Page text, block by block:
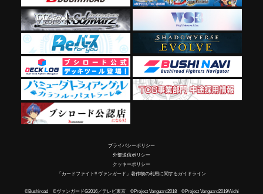
プライバシーポリシー
外部送信ポリシー
クッキーポリシー
「カードファイト!! ヴァンガード」著作物の利用に関するガイドライン
©Bushiroad ©ヴァンガードG2016／テレビ東京 ©Project Vanguard2018 ©Project Vanguard2019/Aichi